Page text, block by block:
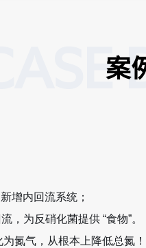
案
CASE
增内回流系统；
，为反硝化菌提供 “食物”。
氮气，从根本上降低总氮！